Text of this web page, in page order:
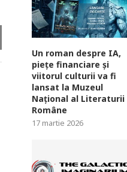
Un roman despre IA,
piețe financiare și
viitorul culturii va fi
lansat la Muzeul
Național al Literaturii
Române
17 martie 2026